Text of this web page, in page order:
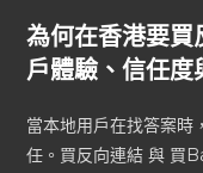
為何在香港要
戶體驗、信任
當本地用戶在找答案時
任。買反向連結 與 買